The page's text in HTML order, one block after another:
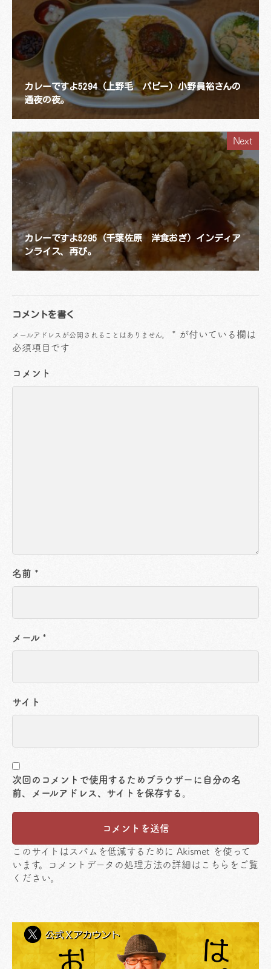
カレーですよ5294（上野毛 パピー）小野員裕さんの
通夜の夜。
Next
カレーですよ5295（千葉佐原 洋食おぎ）インディア
ンライス、再び。
コメントを書く
メールアドレスが公開されることはありません。 * が付いている欄は
必須項目です
コメント
名前 *
メール *
サイト
次回のコメントで使用するためブラウザーに自分の名
前、メールアドレス、サイトを保存する。
このサイトはスパムを低減するために Akismet を使って
います。
コメントデータの処理方法の詳細はこちらをご覧
ください。